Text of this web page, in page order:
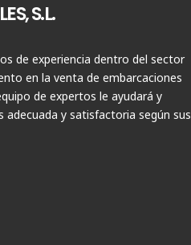
S.L.
de experiencia dentro del sector
en la venta de embarcaciones
de expertos le ayudará y
adecuada y satisfactoria según sus